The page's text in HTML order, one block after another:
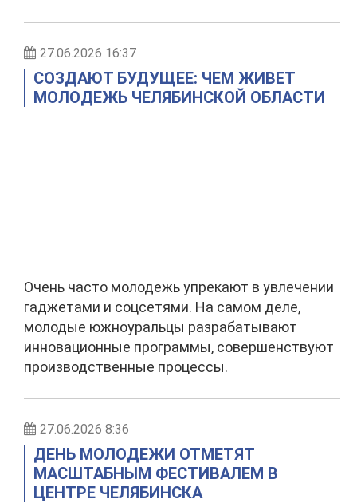
27.06.2026 16:37
СОЗДАЮТ БУДУЩЕЕ: ЧЕМ ЖИВЕТ
МОЛОДЕЖЬ ЧЕЛЯБИНСКОЙ ОБЛАСТИ
Очень часто молодежь упрекают в увлечении
гаджетами и соцсетями. На самом деле,
молодые южноуральцы разрабатывают
инновационные программы, совершенствуют
производственные процессы.
27.06.2026 8:36
ДЕНЬ МОЛОДЕЖИ ОТМЕТЯТ
МАСШТАБНЫМ ФЕСТИВАЛЕМ В
ЦЕНТРЕ ЧЕЛЯБИНСКА